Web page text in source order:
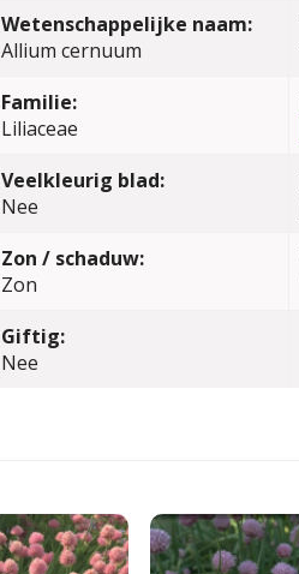
Wetenschappelijke naam:
Allium cernuum
Familie:
Liliaceae
Veelkleurig blad:
Nee
Zon / schaduw:
Zon
Giftig:
Nee